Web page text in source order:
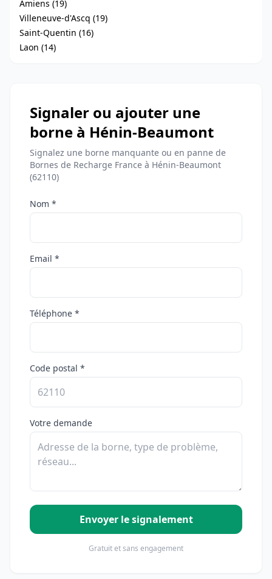
Amiens (19)
Villeneuve-d'Ascq (19)
Saint-Quentin (16)
Laon (14)
Signaler ou ajouter une
borne à Hénin-Beaumont
Signalez une borne manquante ou en panne de
Bornes de Recharge France à Hénin-Beaumont
(62110)
Nom *
Email *
Téléphone *
Code postal *
Votre demande
Envoyer le signalement
Gratuit et sans engagement